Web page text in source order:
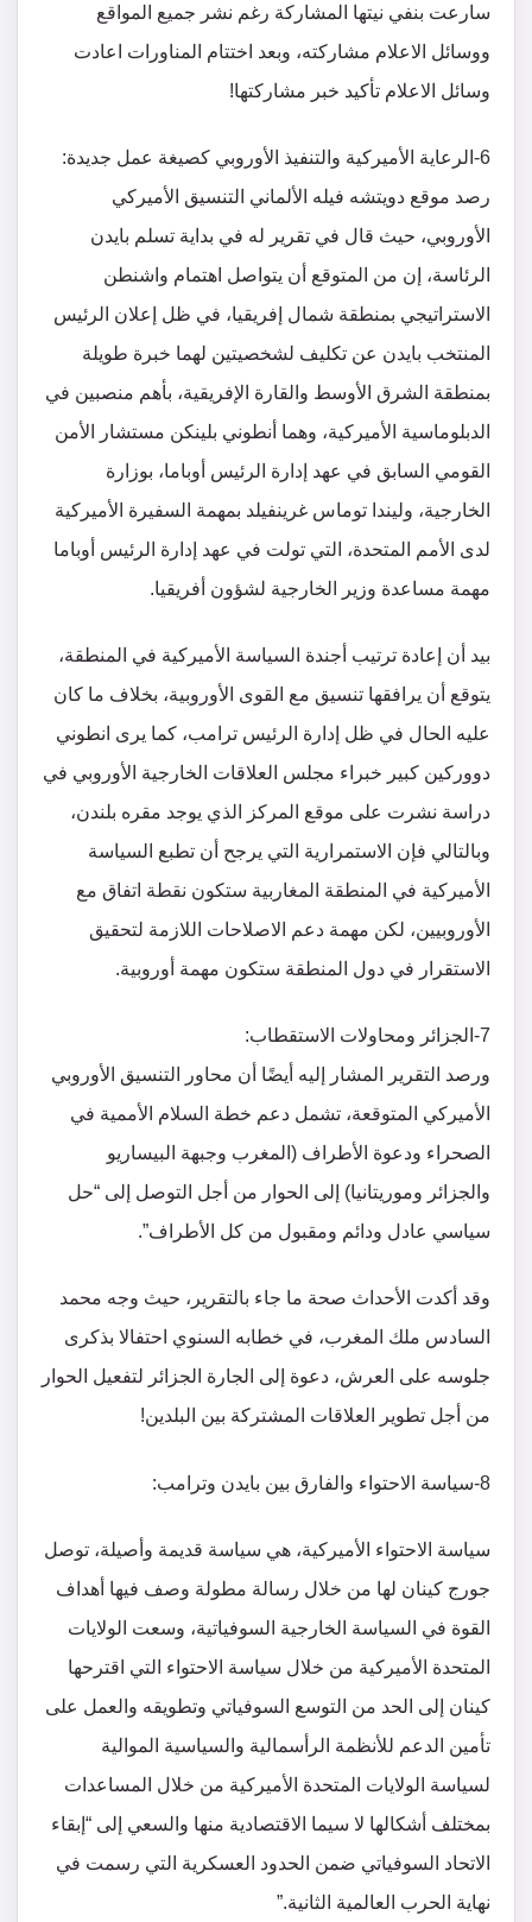
سارعت بنفي نيتها المشاركة رغم نشر جميع المواقع
ووسائل الاعلام مشاركته، وبعد اختتام المناورات اعادت
وسائل الاعلام تأكيد خبر مشاركتها!
6-الرعاية الأميركية والتنفيذ الأوروبي كصيغة عمل جديدة:
رصد موقع دويتشه فيله الألماني التنسيق الأميركي
الأوروبي، حيث قال في تقرير له في بداية تسلم بايدن
الرئاسة، إن من المتوقع أن يتواصل اهتمام واشنطن
الاستراتيجي بمنطقة شمال إفريقيا، في ظل إعلان الرئيس
المنتخب بايدن عن تكليف لشخصيتين لهما خبرة طويلة
بمنطقة الشرق الأوسط والقارة الإفريقية، بأهم منصبين في
الدبلوماسية الأميركية، وهما أنطوني بلينكن مستشار الأمن
القومي السابق في عهد إدارة الرئيس أوباما، بوزارة
الخارجية، وليندا توماس غرينفيلد بمهمة السفيرة الأميركية
لدى الأمم المتحدة، التي تولت في عهد إدارة الرئيس أوباما
مهمة مساعدة وزير الخارجية لشؤون أفريقيا.
بيد أن إعادة ترتيب أجندة السياسة الأميركية في المنطقة،
يتوقع أن يرافقها تنسيق مع القوى الأوروبية، بخلاف ما كان
عليه الحال في ظل إدارة الرئيس ترامب، كما يرى انطوني
دووركين كبير خبراء مجلس العلاقات الخارجية الأوروبي في
دراسة نشرت على موقع المركز الذي يوجد مقره بلندن،
وبالتالي فإن الاستمرارية التي يرجح أن تطبع السياسة
الأميركية في المنطقة المغاربية ستكون نقطة اتفاق مع
الأوروبيين، لكن مهمة دعم الاصلاحات اللازمة لتحقيق
الاستقرار في دول المنطقة ستكون مهمة أوروبية.
7-الجزائر ومحاولات الاستقطاب:
ورصد التقرير المشار إليه أيضًا أن محاور التنسيق الأوروبي
الأميركي المتوقعة، تشمل دعم خطة السلام الأممية في
الصحراء ودعوة الأطراف (المغرب وجبهة البيساريو
والجزائر وموريتانيا) إلى الحوار من أجل التوصل إلى “حل
سياسي عادل ودائم ومقبول من كل الأطراف”.
وقد أكدت الأحداث صحة ما جاء بالتقرير، حيث وجه محمد
السادس ملك المغرب، في خطابه السنوي احتفالا بذكرى
جلوسه على العرش، دعوة إلى الجارة الجزائر لتفعيل الحوار
من أجل تطوير العلاقات المشتركة بين البلدين!
8-سياسة الاحتواء والفارق بين بايدن وترامب:
سياسة الاحتواء الأميركية، هي سياسة قديمة وأصيلة، توصل
جورج كينان لها من خلال رسالة مطولة وصف فيها أهداف
القوة في السياسة الخارجية السوفياتية، وسعت الولايات
المتحدة الأميركية من خلال سياسة الاحتواء التي اقترحها
كينان إلى الحد من التوسع السوفياتي وتطويقه والعمل على
تأمين الدعم للأنظمة الرأسمالية والسياسية الموالية
لسياسة الولايات المتحدة الأميركية من خلال المساعدات
بمختلف أشكالها لا سيما الاقتصادية منها والسعي إلى “إبقاء
الاتحاد السوفياتي ضمن الحدود العسكرية التي رسمت في
نهاية الحرب العالمية الثانية.”